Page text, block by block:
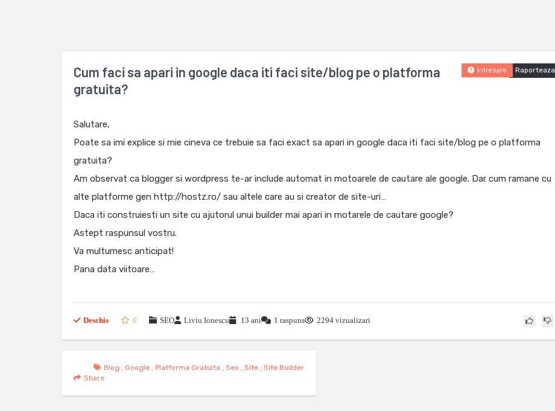
Cum faci sa apari in google daca iti faci site/blog pe o platforma
gratuita?
Raporteaza
Intrebare
Salutare,
Poate sa imi explice si mie cineva ce trebuie sa faci exact sa apari in google daca iti faci site/blog pe o platforma
gratuita?
Am observat ca blogger si wordpress te-ar include automat in motoarele de cautare ale google. Dar cum ramane cu
alte platforme gen http://hostz.ro/ sau altele care au si creator de site-uri…
Daca iti construiesti un site cu ajutorul unui builder mai apari in motarele de cautare google?
Astept raspunsul vostru.
Va multumesc anticipat!
Pana data viitoare…
Deschis 0 SEO Liviu Ionescu 13 ani 1 raspuns 2294 vizualizari
Blog ,Google ,Platforma Gratuita ,Seo ,Site ,Site Builder
Share